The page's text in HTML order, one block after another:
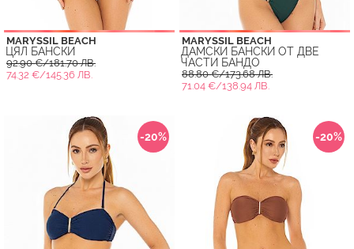
MARYSSIL BEACH
ЦЯЛ БАНСКИ
92.90 €/181.70 ЛВ.
74.32 €/145.36 ЛВ.
MARYSSIL BEACH
ДАМСКИ БАНСКИ ОТ ДВЕ
ЧАСТИ БАНДО
88.80 €/173.68 ЛВ.
71.04 €/138.94 ЛВ.
-20% -20%